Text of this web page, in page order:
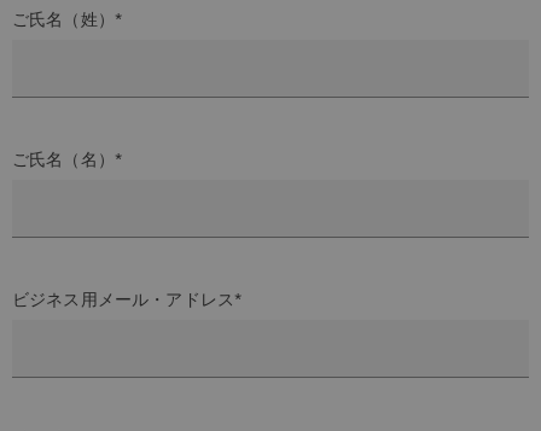
ご氏名（姓）*
ご氏名（名）*
ビジネス用メール・アドレス*